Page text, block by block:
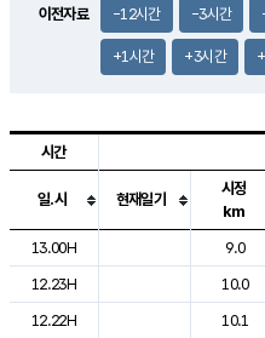
이전자료 -12시간 -3시간
+1시간 +3시간
도시별 기상실황표로 지점, 날씨,
시간
일.시 현재일기
시정
km
13.00H
9.0
12.23H
10.0
12.22H
10.1